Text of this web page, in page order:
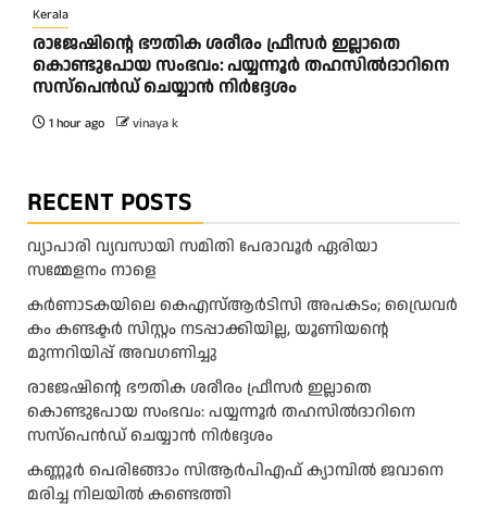
Kerala
രാജേഷിന്റെ ഭൗതിക ശരീരം ഫ്രീസർ ഇല്ലാതെ
കൊണ്ടുപോയ സംഭവം: പയ്യന്നൂർ തഹസിൽദാറിനെ
സസ്പെൻഡ് ചെയ്യാൻ നിർദ്ദേശം
1 hour ago vinaya k
RECENT POSTS
വ്യാപാരി വ്യവസായി സമിതി പേരാവൂർ ഏരിയാ
സമ്മേളനം നാളെ
കര്‍ണാടകയിലെ കെഎസ്ആര്‍ടിസി അപകടം; ഡ്രൈവര്‍
കം കണ്ടക്ടര്‍ സിസ്റ്റം നടപ്പാക്കിയില്ല, യൂണിയന്റെ
മുന്നറിയിപ്പ് അവഗണിച്ചു
രാജേഷിന്റെ ഭൗതിക ശരീരം ഫ്രീസർ ഇല്ലാതെ
കൊണ്ടുപോയ സംഭവം: പയ്യന്നൂർ തഹസിൽദാറിനെ
സസ്പെൻഡ് ചെയ്യാൻ നിർദ്ദേശം
കണ്ണൂർ പെരിങ്ങോം സിആർപിഎഫ് ക്യാമ്പിൽ ജവാനെ
മരിച്ച നിലയിൽ കണ്ടെത്തി